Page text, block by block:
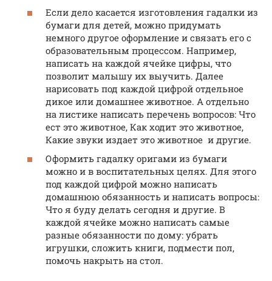
Если дело касается изготовления гадалки из
бумаги для детей, можно придумать
немного другое оформление и связать его с
образовательным процессом. Например,
написать на каждой ячейке цифры, что
позволит малышу их выучить. Далее
нарисовать под каждой цифрой отдельное
дикое или домашнее животное. А отдельно
на листике написать перечень вопросов: Что
ест это животное, Как ходит это животное,
Какие звуки издает это животное и другие.
Оформить гадалку оригами из бумаги
можно и в воспитательных целях. Для этого
под каждой цифрой можно написать
домашнюю обязанность и написать вопросы:
Что я буду делать сегодня и другие. В
каждой ячейке можно написать самые
разные обязанности по дому: убрать
игрушки, сложить книги, подмести пол,
помочь накрыть на стол.